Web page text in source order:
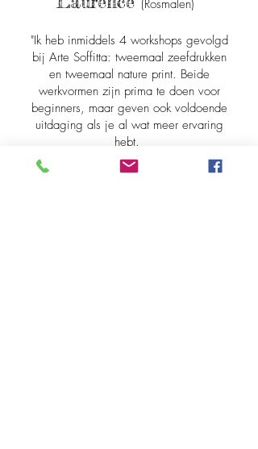
(Rosmalen)
"Ik heb inmiddels 4 workshops gevolgd
bij Arte Soffitta: tweemaal zeefdrukken
en tweemaal nature print. Beide
werkvormen zijn prima te doen voor
beginners, maar geven ook voldoende
uitdaging als je al wat meer ervaring
hebt.